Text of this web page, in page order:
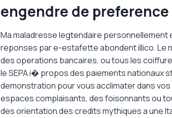
engendre de
Ma maladresse legtendaire personnellement
reponses par e-estafette abondent illico. Le
des operations bancaires, ou tous les
le SEPA i� propos des paiements nationaux
demonstration pour vous acclimater dans
espaces complaisants, des foisonnants ou
des orientation des credits mythiques a une